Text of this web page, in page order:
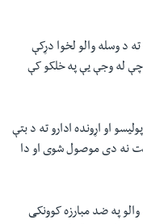
د وسله والو لخوا دړکې
چې له وجې يې په خلکو کې
او اړونده ادارو ته د بتې
نه دی موصول شوی او دا
په ضد مبارزه کوونکی